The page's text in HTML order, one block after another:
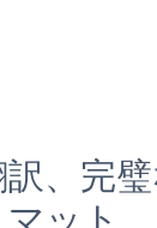
、完
マット